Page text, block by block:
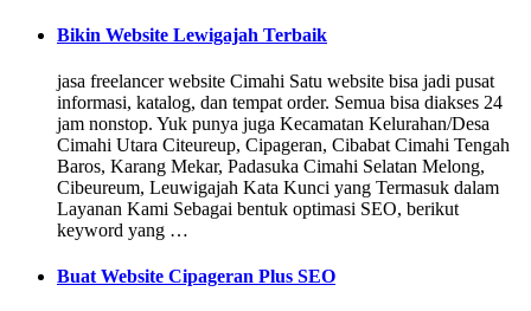
Bikin Website Lewigajah Terbaik
jasa freelancer website Cimahi Satu website bisa jadi pusat
informasi, katalog, dan tempat order. Semua bisa diakses 24
jam nonstop. Yuk punya juga Kecamatan Kelurahan/Desa
Cimahi Utara Citeureup, Cipageran, Cibabat Cimahi Tengah
Baros, Karang Mekar, Padasuka Cimahi Selatan Melong,
Cibeureum, Leuwigajah Kata Kunci yang Termasuk dalam
Layanan Kami Sebagai bentuk optimasi SEO, berikut
keyword yang …
Buat Website Cipageran Plus SEO